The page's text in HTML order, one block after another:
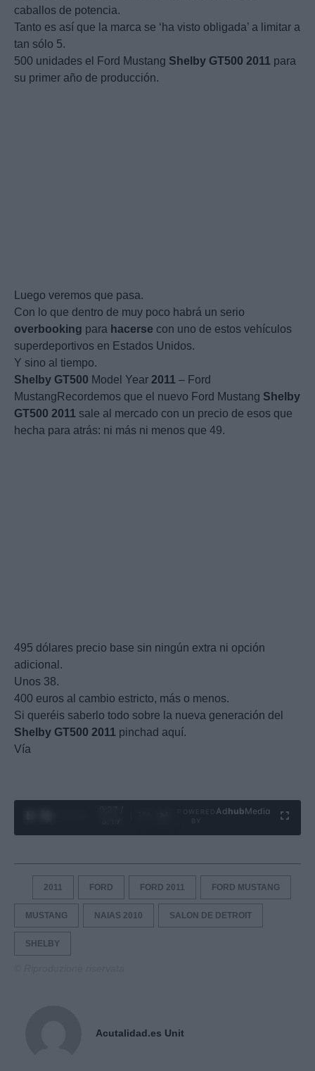
caballos de potencia.
Tanto es así que la marca se ‘ha visto obligada’ a limitar a
tan sólo 5.
500 unidades el Ford Mustang Shelby GT500 2011 para
su primer año de producción.
Luego veremos que pasa.
Con lo que dentro de muy poco habrá un serio
overbooking para hacerse con uno de estos vehículos
superdeportivos en Estados Unidos.
Y sino al tiempo.
Shelby GT500 Model Year 2011 – Ford
MustangRecordemos que el nuevo Ford Mustang Shelby
GT500 2011 sale al mercado con un precio de esos que
hecha para atrás: ni más ni menos que 49.
495 dólares precio base sin ningún extra ni opción
adicional.
Unos 38.
400 euros al cambio estricto, más o menos.
Si queréis saberlo todo sobre la nueva generación del
Shelby GT500 2011 pinchad aquí.
Vía
Ad hubMedia
2011 FORD FORD 2011 FORD MUSTANG
MUSTANG NAIAS 2010 SALON DE DETROIT
SHELBY
Acutalidad.es Unit